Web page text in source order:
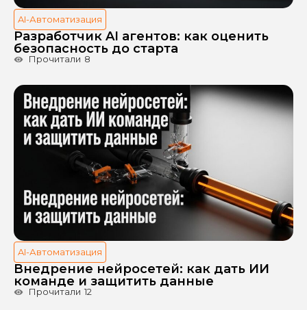
AI-Автоматизация
Разработчик AI агентов: как оценить
безопасность до старта
Прочитали 8
AI-Автоматизация
Внедрение нейросетей: как дать ИИ
команде и защитить данные
Прочитали 12